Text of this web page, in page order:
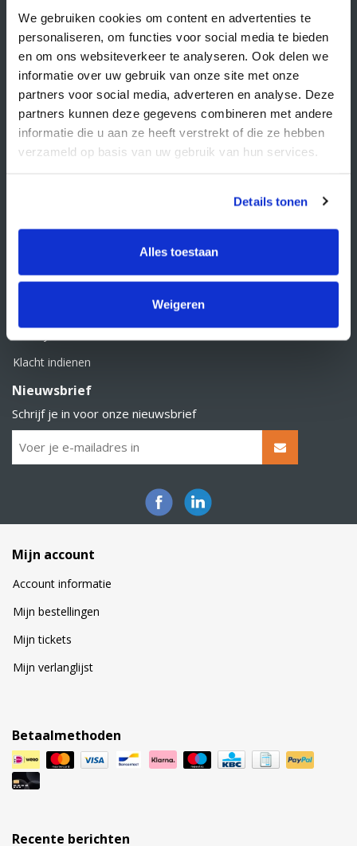
We gebruiken cookies om content en advertenties te
personaliseren, om functies voor social media te bieden
en om ons websiteverkeer te analyseren. Ook delen we
informatie over uw gebruik van onze site met onze
partners voor social media, adverteren en analyse. Deze
partners kunnen deze gegevens combineren met andere
informatie die u aan ze heeft verstrekt of die ze hebben
verzameld op basis van uw gebruik van hun services.
Details tonen
Alles toestaan
Weigeren
Supply Service B.V.
Nijverheidsstraat 25-K
3861 RJ Nijkerk
info@supplyservice.nl
+31 33 468 13 42
KvK nummer: 66384737
Retourbeleid
Klacht indienen
Nieuwsbrief
Schrijf je in voor onze nieuwsbrief
Mijn account
Account informatie
Mijn bestellingen
Mijn tickets
Mijn verlanglijst
Betaalmethoden
Recente berichten